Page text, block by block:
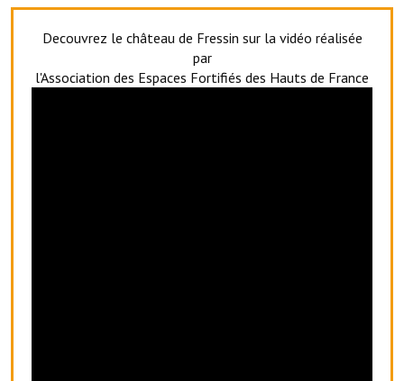
Bibliothèque
Decouvrez le château de Fressin sur la vidéo réalisée
par
l'Association des Espaces Fortifiés des Hauts de France